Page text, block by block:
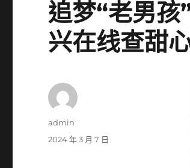
追梦“老男孩
兴在线查甜
作
admin
發
2024 年 3 月 7 日